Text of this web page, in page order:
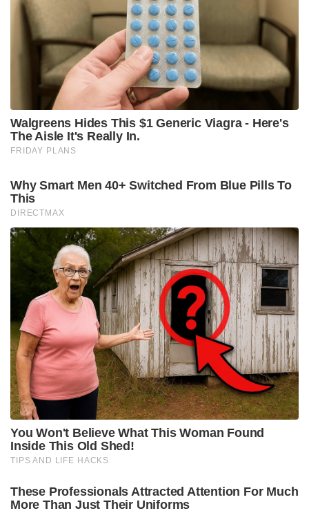
Walgreens Hides This $1 Generic Viagra - Here's
The Aisle It's Really In.
FRIDAY PLANS
Why Smart Men 40+ Switched From Blue Pills To
This
DIRECTMAX
You Won't Believe What This Woman Found
Inside This Old Shed!
TIPS AND LIFE HACKS
These Professionals Attracted Attention For Much
More Than Just Their Uniforms